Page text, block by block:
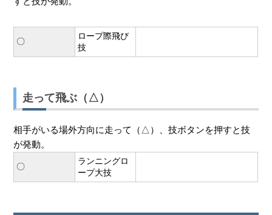
〇
ロープ際飛び
技
走って飛ぶ（△）
相手がいる場外方向に走って（△）、技ボタンを押すと技
が発動。
〇
ランニングロ
ープ大技